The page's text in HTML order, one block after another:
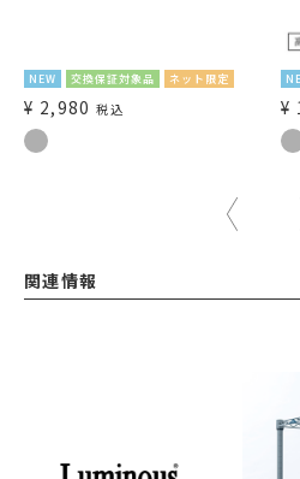
NEW 交換保証対象品 ネット限定
¥ 2,980 税込 ¥
関連情報